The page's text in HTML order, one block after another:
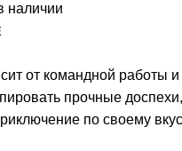
наличии
от командной работы
прочные
по своему